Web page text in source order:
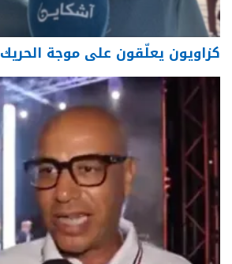
كزاويون يعلّقون على موجة الحريك